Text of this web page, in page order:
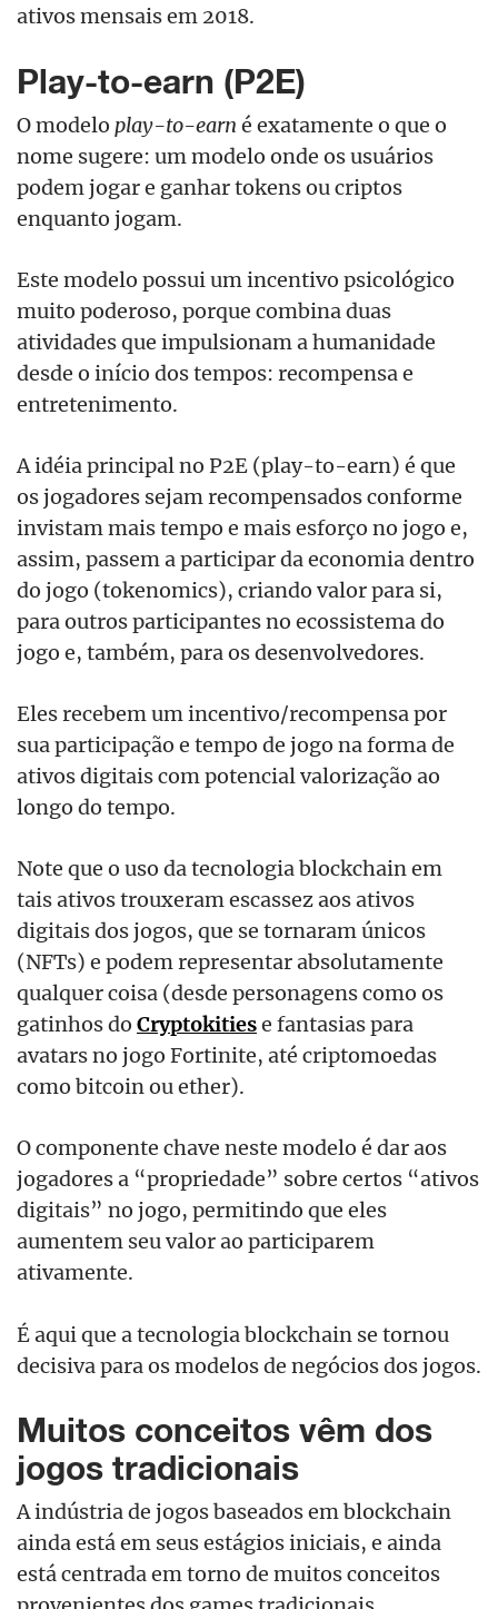
ativos mensais em 2018.
Play-to-earn (P2E)
O modelo play-to-earn é exatamente o que o
nome sugere: um modelo onde os usuários
podem jogar e ganhar tokens ou criptos
enquanto jogam.
Este modelo possui um incentivo psicológico
muito poderoso, porque combina duas
atividades que impulsionam a humanidade
desde o início dos tempos: recompensa e
entretenimento.
A idéia principal no P2E (play-to-earn) é que
os jogadores sejam recompensados conforme
invistam mais tempo e mais esforço no jogo e,
assim, passem a participar da economia dentro
do jogo (tokenomics), criando valor para si,
para outros participantes no ecossistema do
jogo e, também, para os desenvolvedores.
Eles recebem um incentivo/recompensa por
sua participação e tempo de jogo na forma de
ativos digitais com potencial valorização ao
longo do tempo.
Note que o uso da tecnologia blockchain em
tais ativos trouxeram escassez aos ativos
digitais dos jogos, que se tornaram únicos
(NFTs) e podem representar absolutamente
qualquer coisa (desde personagens como os
gatinhos do Cryptokitiese fantasias para
avatars no jogo Fortinite, até criptomoedas
como bitcoin ou ether).
O componente chave neste modelo é dar aos
jogadores a “propriedade” sobre certos “ativos
digitais” no jogo, permitindo que eles
aumentem seu valor ao participarem
ativamente.
É aqui que a tecnologia blockchain se tornou
decisiva para os modelos de negócios dos jogos.
Muitos conceitos vêm dos
jogos tradicionais
A indústria de jogos baseados em blockchain
ainda está em seus estágios iniciais, e ainda
está centrada em torno de muitos conceitos